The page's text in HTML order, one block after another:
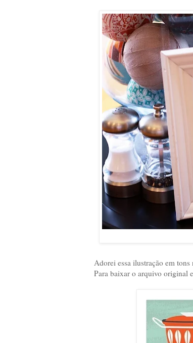
Adorei essa ilustração em
Para baixar o arquivo original